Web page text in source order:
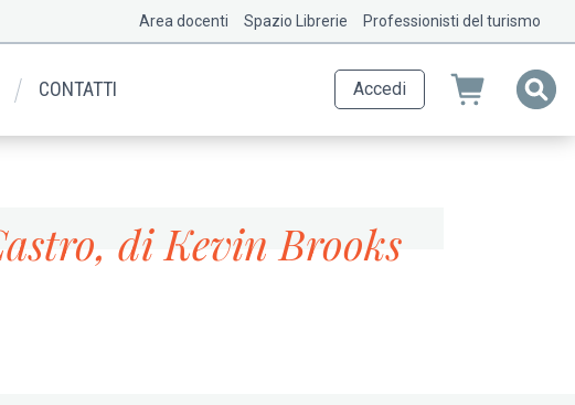
Area docenti Spazio Librerie Professionisti del turismo
CONTATTI Accedi
di Kevin Brooks